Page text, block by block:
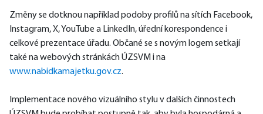
Změny se dotknou například podoby profilů na sítích Facebook,
Instagram, X, YouTube a LinkedIn, úřední korespondence i
celkové prezentace úřadu. Občané se s novým logem setkají
www.nabidkamajetku.gov.cz.
Implementace nového vizuálního stylu v dalších činnostech